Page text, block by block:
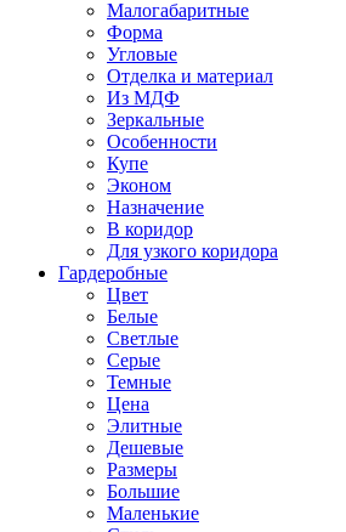
Малогабаритные
Форма
Угловые
Отделка и материал
Из МДФ
Зеркальные
Особенности
Купе
Эконом
Назначение
В коридор
Для узкого коридора
Гардеробные
Цвет
Белые
Светлые
Серые
Темные
Цена
Элитные
Дешевые
Размеры
Большие
Маленькие